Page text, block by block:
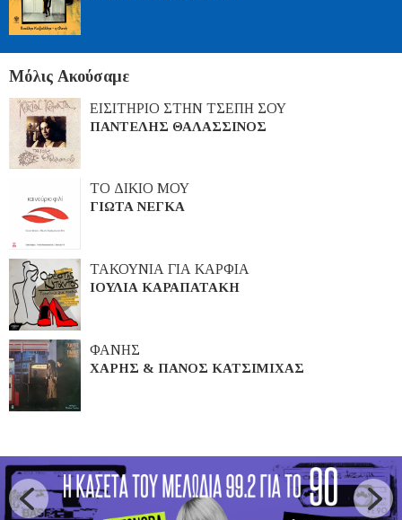
Μόλις Ακούσαμε
ΕΙΣΙΤΗΡΙΟ ΣΤΗΝ ΤΣΕΠΗ ΣΟΥ
ΠΑΝΤΕΛΗΣ ΘΑΛΑΣΣΙΝΟΣ
ΤΟ ΔΙΚΙΟ ΜΟΥ
ΓΙΩΤΑ ΝΕΓΚΑ
ΤΑΚΟΥΝΙΑ ΓΙΑ ΚΑΡΦΙΑ
ΙΟΥΛΙΑ ΚΑΡΑΠΑΤΑΚΗ
ΦΑΝΗΣ
ΧΑΡΗΣ & ΠΑΝΟΣ ΚΑΤΣΙΜΙΧΑΣ